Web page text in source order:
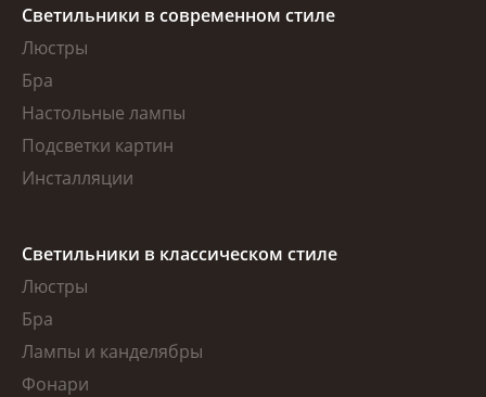
Светильники в современном стиле
Люстры
Бра
Настольные лампы
Подсветки картин
Инсталляции
Светильники в классическом стиле
Люстры
Бра
Лампы и канделябры
Фонари